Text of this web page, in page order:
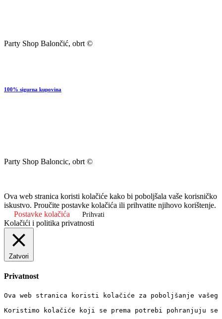
Party Shop Balončić, obrt ©
100% sigurna kupovina
Party Shop Baloncic, obrt ©
Ova web stranica koristi kolačiće kako bi poboljšala vaše korisničko
iskustvo. Proučite postavke kolačića ili prihvatite njihovo korištenje.
Postavke kolačića
Prihvati
Kolačići i politika privatnosti
Zatvori
Privatnost
Ova web stranica koristi kolačiće za poboljšanje
Koristimo kolačiće koji se prema potrebi pohranjuju